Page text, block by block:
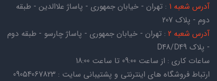
آدرس شعبه 1
: تهران - خیابان جمهوری - پاساژ علاالدین - طبقه
دوم - پلاک 207
آدرس شعبه 2
: تهران - خیابان جمهوری - پاساژ چارسو - طبقه دوم
- پلاک D48/D49
ساعات کاری : از ساعت 09:00 تا ساعت 18:00
ارتباط فروشگاه های اینترنتی و پشتیبانی سایت : 09054067823